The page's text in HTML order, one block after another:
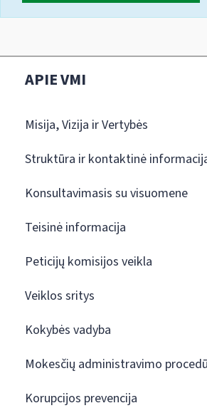
APIE VMI
Misija, Vizija ir Vertybės
Struktūra ir kontaktinė
Konsultavimasis su visuomene
Teisinė informacija
Peticijų komisijos veikla
Veiklos sritys
Kokybės vadyba
Mokesčių administravimo
Korupcijos prevencija